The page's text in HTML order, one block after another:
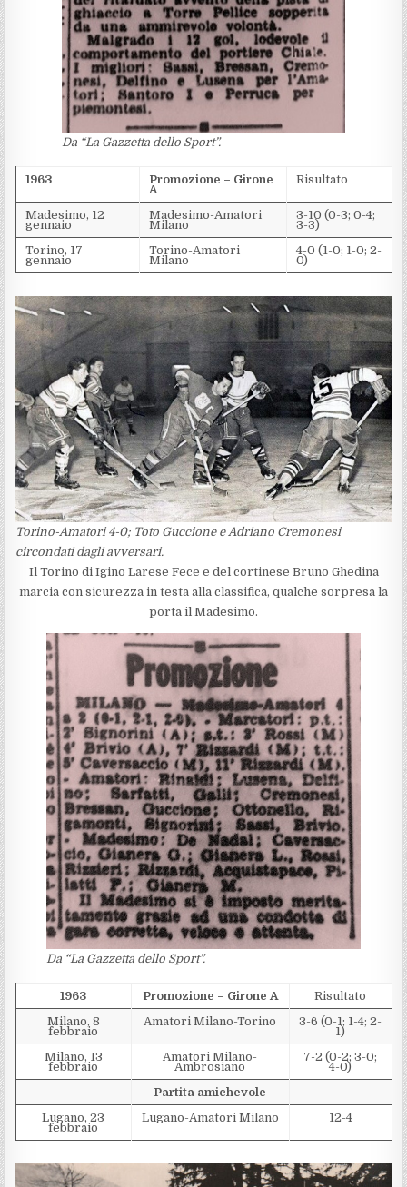
Da “La Gazzetta dello Sport”.
1963 Promozione – Girone
A
Risultato
Madesimo, 12
gennaio
Madesimo-Amatori
Milano
3-10 (0-3; 0-4;
3-3)
Torino, 17
gennaio
Torino-Amatori
Milano
4-0 (1-0; 1-0; 2-
0)
Torino-Amatori 4-0; Toto Guccione e Adriano Cremonesi
circondati dagli avversari.
Il Torino di Igino Larese Fece e del cortinese Bruno Ghedina
marcia con sicurezza in testa alla classifica, qualche sorpresa la
porta il Madesimo.
Da “La Gazzetta dello Sport”.
1963 Promozione – Girone A
Risultato
Milano, 8
febbraio
Amatori Milano-Torino 3-6 (0-1; 1-4; 2-
1)
Milano, 13
febbraio
Amatori Milano-
Ambrosiano
7-2 (0-2; 3-0;
4-0)
Partita amichevole
Lugano, 23
febbraio
Lugano-Amatori Milano 12-4